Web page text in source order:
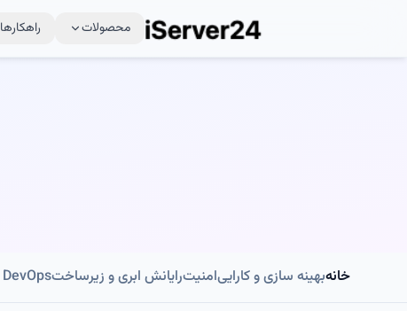
محصولات راهکارها
خانهبهینه سازی و کاراییامنیترایانش ابری و زیرساختDevOps و اتوماسیون